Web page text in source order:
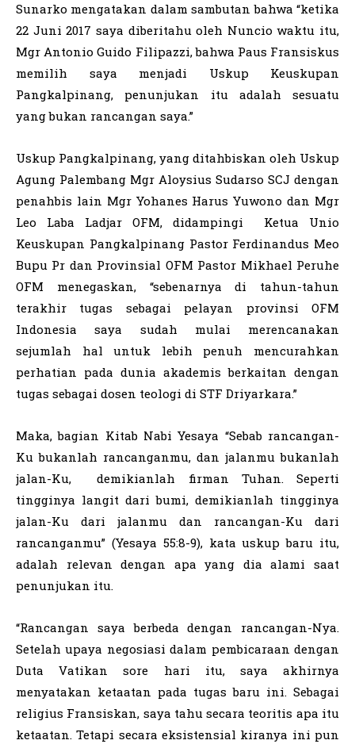
Sunarko mengatakan dalam sambutan bahwa “ketika
22 Juni 2017 saya diberitahu oleh Nuncio waktu itu,
Mgr Antonio Guido Filipazzi, bahwa Paus Fransiskus
memilih saya menjadi Uskup Keuskupan
Pangkalpinang, penunjukan itu adalah sesuatu
yang bukan rancangan saya.”
Uskup Pangkalpinang, yang ditahbiskan oleh Uskup
Agung Palembang Mgr Aloysius Sudarso SCJ dengan
penahbis lain Mgr Yohanes Harus Yuwono dan Mgr
Leo Laba Ladjar OFM, didampingi Ketua Unio
Keuskupan Pangkalpinang Pastor Ferdinandus Meo
Bupu Pr dan Provinsial OFM Pastor Mikhael Peruhe
OFM menegaskan, “sebenarnya di tahun-tahun
terakhir tugas sebagai pelayan provinsi OFM
Indonesia saya sudah mulai merencanakan
sejumlah hal untuk lebih penuh mencurahkan
perhatian pada dunia akademis berkaitan dengan
tugas sebagai dosen teologi di STF Driyarkara.”
Maka, bagian Kitab Nabi Yesaya “Sebab rancangan-
Ku bukanlah rancanganmu, dan jalanmu bukanlah
jalan-Ku, demikianlah firman Tuhan. Seperti
tingginya langit dari bumi, demikianlah tingginya
jalan-Ku dari jalanmu dan rancangan-Ku dari
rancanganmu” (Yesaya 55:8-9), kata uskup baru itu,
adalah relevan dengan apa yang dia alami saat
penunjukan itu.
“Rancangan saya berbeda dengan rancangan-Nya.
Setelah upaya negosiasi dalam pembicaraan dengan
Duta Vatikan sore hari itu, saya akhirnya
menyatakan ketaatan pada tugas baru ini. Sebagai
religius Fransiskan, saya tahu secara teoritis apa itu
ketaatan. Tetapi secara eksistensial kiranya ini pun